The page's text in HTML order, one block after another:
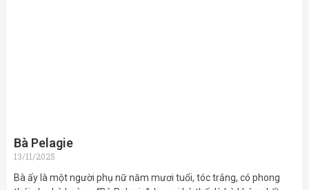
Bà Pelagie
13/11/2025
Bà ấy là một người phụ nữ năm mươi tuổi, tóc trắng, có phong